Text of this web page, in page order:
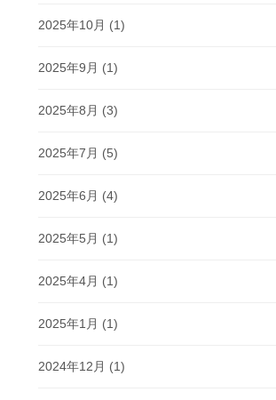
2025年10月 (1)
2025年9月 (1)
2025年8月 (3)
2025年7月 (5)
2025年6月 (4)
2025年5月 (1)
2025年4月 (1)
2025年1月 (1)
2024年12月 (1)